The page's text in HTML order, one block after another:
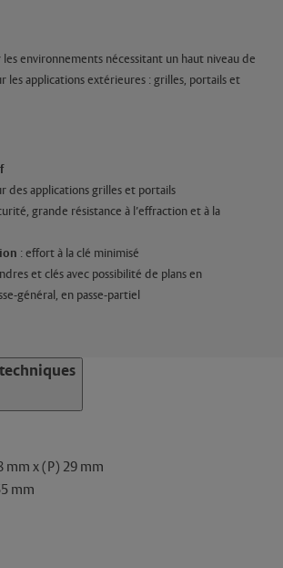
environnements nécessitant un haut niveau de
les applications extérieures : grilles, portails et
des applications grilles et portails
grande résistance à l’effraction et à la
: effort à la clé minimisé
et clés avec possibilité de plans en
général, en passe-partiel
mm x (P) 29 mm
mm